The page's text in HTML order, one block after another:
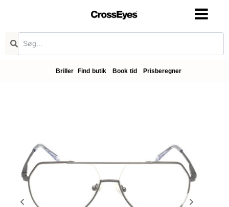
Briller Find butik Book tid Prisberegner